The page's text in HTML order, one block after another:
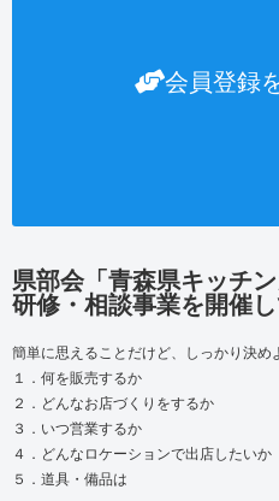
会員登録
県部会「青森県キッチ
研修・相談事業を開催し
簡単に思えることだけど、しっかり決め
１．何を販売するか
２．どんなお店づくりをするか
３．いつ営業するか
４．どんなロケーションで出店したいか
５．道具・備品は